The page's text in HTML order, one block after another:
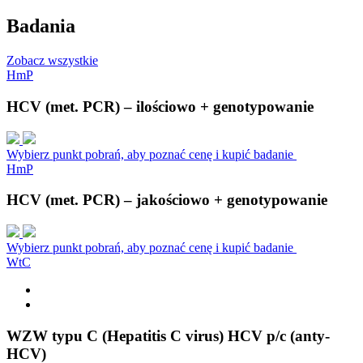
Badania
Zobacz wszystkie
HmP
HCV (met. PCR) – ilościowo + genotypowanie
Wybierz punkt pobrań, aby poznać cenę i kupić badanie
HmP
HCV (met. PCR) – jakościowo + genotypowanie
Wybierz punkt pobrań, aby poznać cenę i kupić badanie
WtC
WZW typu C (Hepatitis C virus) HCV p/c (anty-
HCV)